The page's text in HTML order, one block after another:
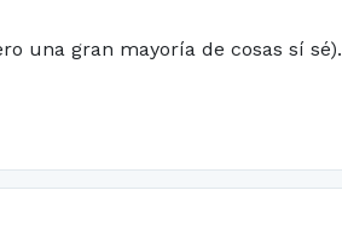
una gran mayoría de cosas sí sé).